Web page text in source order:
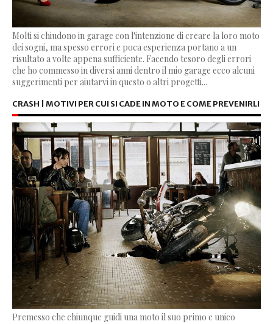
Molti si chiudono in garage con l'intenzione di creare la loro moto
dei sogni, ma spesso errori e poca esperienza portano a un
risultato a volte appena sufficiente. Facendo tesoro degli errori
che ho commesso in diversi anni dentro il mio garage ecco alcuni
suggerimenti per aiutarvi in questo o altri progetti...
CRASH | MOTIVI PER CUI SI CADE IN MOTO E COME PREVENIRLI
Premesso che chiunque guidi una moto il suo primo e unico